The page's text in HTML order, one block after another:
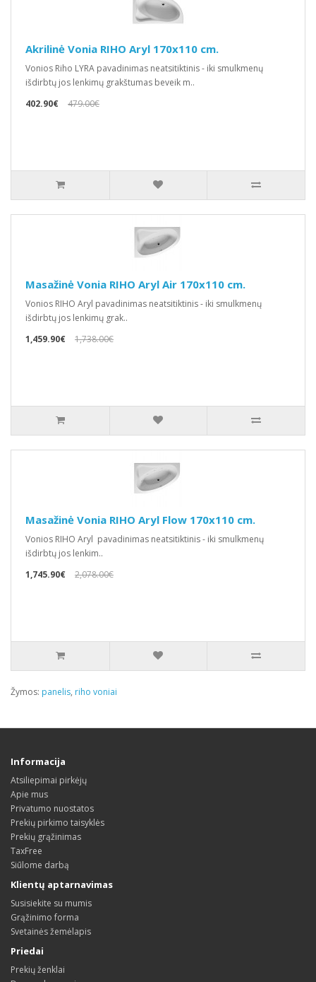
Akrilinė Vonia RIHO Aryl 170x110 cm.
Vonios Riho LYRA pavadinimas neatsitiktinis - iki smulkmenų
išdirbtų jos lenkimų grakštumas beveik m..
402.90€
479.00€
Masažinė Vonia RIHO Aryl Air 170x110 cm.
Vonios RIHO Aryl pavadinimas neatsitiktinis - iki smulkmenų
išdirbtų jos lenkimų grak..
1,459.90€
1,738.00€
Masažinė Vonia RIHO Aryl Flow 170x110 cm.
Vonios RIHO Aryl pavadinimas neatsitiktinis - iki smulkmenų
išdirbtų jos lenkim..
1,745.90€
2,078.00€
Žymos: panelis, riho voniai
Informacija
Atsiliepimai pirkėjų
Apie mus
Privatumo nuostatos
Prekių pirkimo taisyklės
Prekių grąžinimas
TaxFree
Siūlome darbą
Klientų aptarnavimas
Susisiekite su mumis
Grąžinimo forma
Svetainės žemėlapis
Priedai
Prekių ženklai